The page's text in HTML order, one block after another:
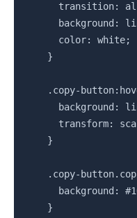
transition:
background:
      color: white;
    }
.copy-
background:
transform:
    }
.copy-
background:
    }